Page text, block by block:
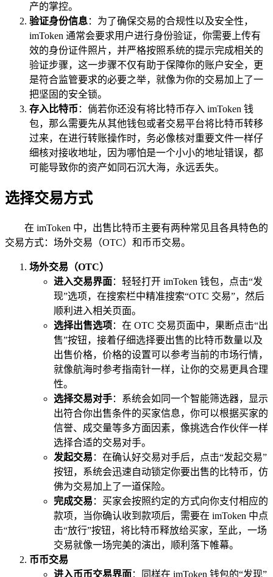
产的掌控。
验证身份信息：为了确保交易的合规性以及安全性，
imToken 通常会要求用户进行身份验证，你需要上传有
效的身份证件照片，并严格按照系统的提示完成相关的
验证步骤，这一步骤不仅有助于保障你的账户安全，更
是符合监管要求的必要之举，就像为你的交易加上了一
把坚固的安全锁。
存入比特币 ：倘若你还没有将比特币存入 imToken 钱
包，那么需要先从其他钱包或者交易平台将比特币转移
过来，在进行转账操作时，务必像核对重要文件一样仔
细核对接收地址，因为哪怕是一个小小的地址错误，都
可能导致你的资产如同石沉大海，永远丢失。
选择交易方式
在 imToken 中，出售比特币主要有两种常见且各具特色的
交易方式：场外交易（OTC）和币币交易。
场外交易（OTC）
进入交易界面：轻轻打开 imToken 钱包，点击“发
现”选项，在搜索栏中精准搜索“OTC 交易”，然后
顺利进入相关页面。
选择出售选项 ：在 OTC 交易页面中，果断点击“出
售”按钮，接着仔细选择要出售的比特币数量以及
出售价格，价格的设置可以参考当前的市场行情，
就像航海时参考指南针一样，让你的交易更具合理
性。
选择交易对手：系统会如同一个智能筛选器，显示
出符合你出售条件的买家信息，你可以根据买家的
信誉、成交量等多方面因素，像挑选合作伙伴一样
选择合适的交易对手。
发起交易 ：在确认好交易对手后，点击“发起交易”
按钮，系统会迅速自动锁定你要出售的比特币，仿
佛为交易加上了一道保险。
完成交易 ：买家会按照约定的方式向你支付相应的
款项，当你确认收到款项后，需要在 imToken 中点
击“放行”按钮，将比特币释放给买家，至此，一场
交易就像一场完美的演出，顺利落下帷幕。
币币交易
进入币币交易界面：同样在 imToken 钱包的“发现”